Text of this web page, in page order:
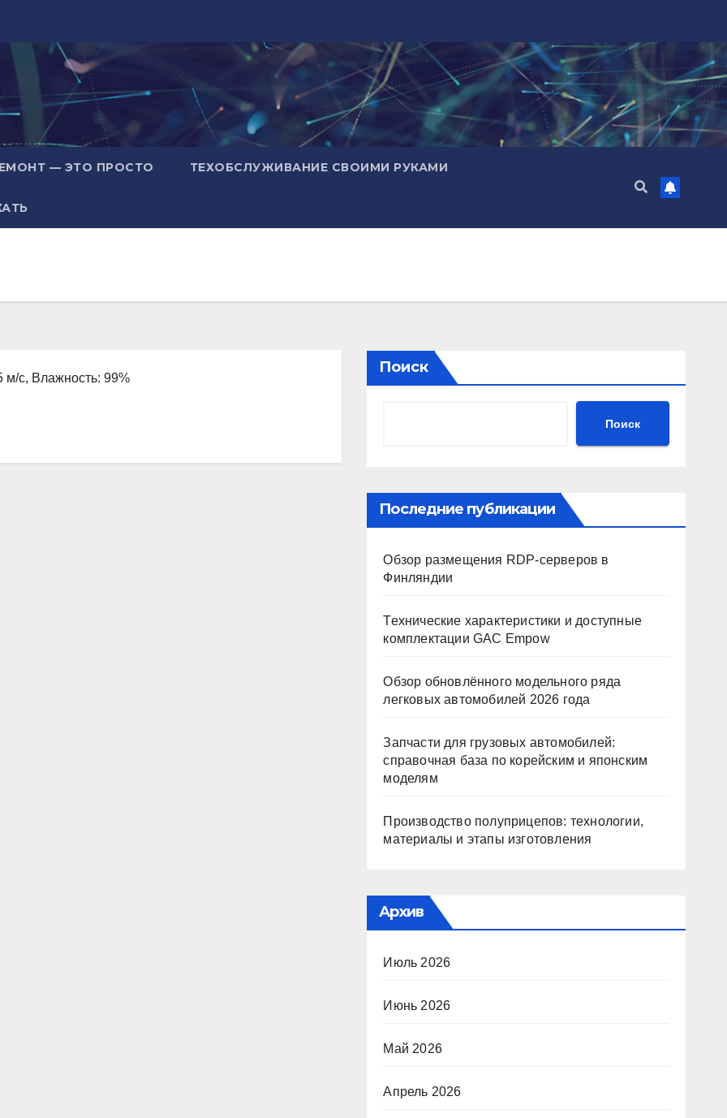
— ЭТО ПРОСТО ТЕХОБСЛУЖИВАНИЕ СВОИМИ РУКАМИ
м/с, Влажность: 99%
Поиск
Поиск
Последние публикации
Обзор размещения RDP-серверов в
Финляндии
Технические характеристики и доступные
комплектации GAC Empow
Обзор обновлённого модельного ряда
легковых автомобилей 2026 года
Запчасти для грузовых автомобилей:
справочная база по корейским и японским
моделям
Производство полуприцепов: технологии,
материалы и этапы изготовления
Архив
Июль 2026
Июнь 2026
Май 2026
Апрель 2026